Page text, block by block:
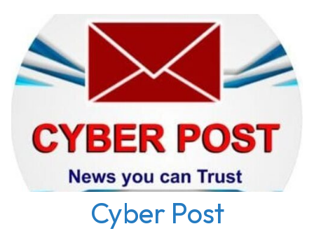
content
Cyber Post